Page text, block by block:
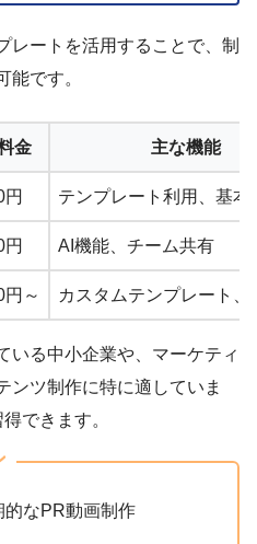
レートを活用することで、制
能です。
金 主な機能
円 テンプレート利用、基本
AI機能、チーム共有
～ カスタムテンプレート、
いる中小企業や、マーケティ
ンツ制作に特に適していま
できます。
的なPR動画制作